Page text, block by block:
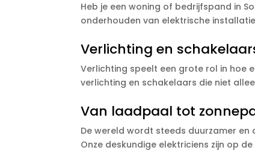
Heb je een woning of bedrijfspand in
onderhouden van elektrische
Verlichting en
Verlichting speelt een grote rol in hoe
verlichting en schakelaars die niet
Van laadpaal tot
De wereld wordt steeds duurzamer
Onze deskundige elektriciens zijn op